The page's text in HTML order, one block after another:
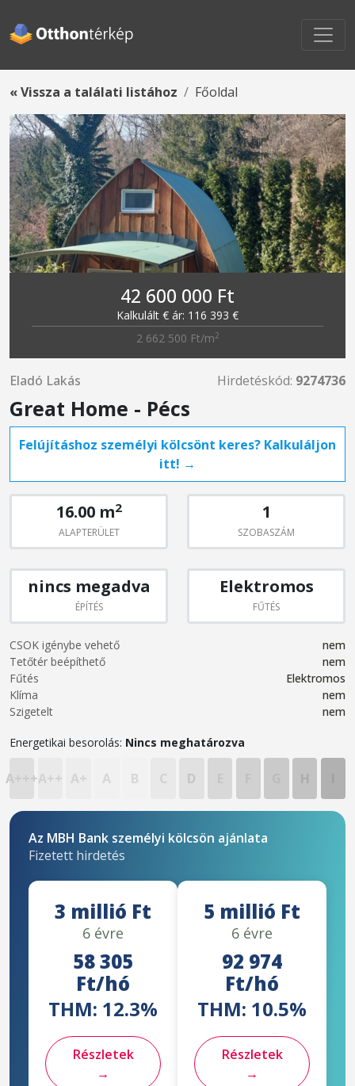
« Vissza a találati listához Főoldal
42 600 000 Ft
Kalkulált € ár: 116 393 €
2 662 500 Ft/m2
Eladó Lakás Hirdetéskód: 9274736
Great Home - Pécs
Felújításhoz személyi kölcsönt keres? Kalkuláljon
itt! →
16.00 m2
ALAPTERÜLET
1
SZOBASZÁM
nincs megadva
ÉPÍTÉS
Elektromos
FŰTÉS
CSOK igénybe vehető
nem
Tetőtér beépíthető
nem
Fűtés
Elektromos
Klíma
nem
Szigetelt
nem
Energetikai besorolás: Nincs meghatározva
A+++A++ A+ A B C D
Az MBH Bank személyi kölcsön ajánlata
Fizetett hirdetés
3 millió Ft
6 évre
58 305
Ft/hó
THM: 12.3%
Részletek
→
5 millió Ft
6 évre
92 974
Ft/hó
THM: 10.5%
Részletek
→